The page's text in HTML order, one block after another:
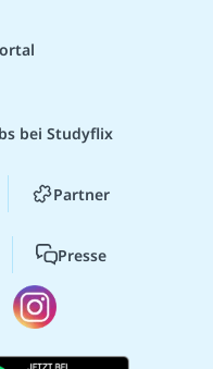
bei Studyflix
Partner
Presse